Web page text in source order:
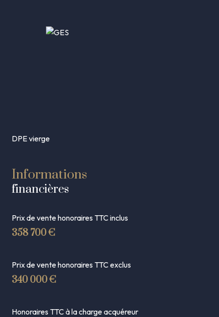
DPE vierge
Informations
financières
Prix de vente honoraires TTC inclus
358 700 €
Prix de vente honoraires TTC exclus
340 000 €
Honoraires TTC à la charge acquéreur